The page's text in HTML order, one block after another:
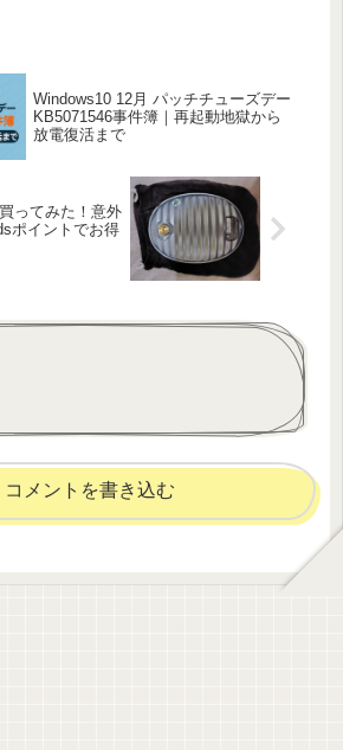
Windows10 12月 パッチチューズデー
KB5071546事件簿｜再起動地獄から
放電復活まで
ってみた！意外
ポイントでお得
コメントを書き込む